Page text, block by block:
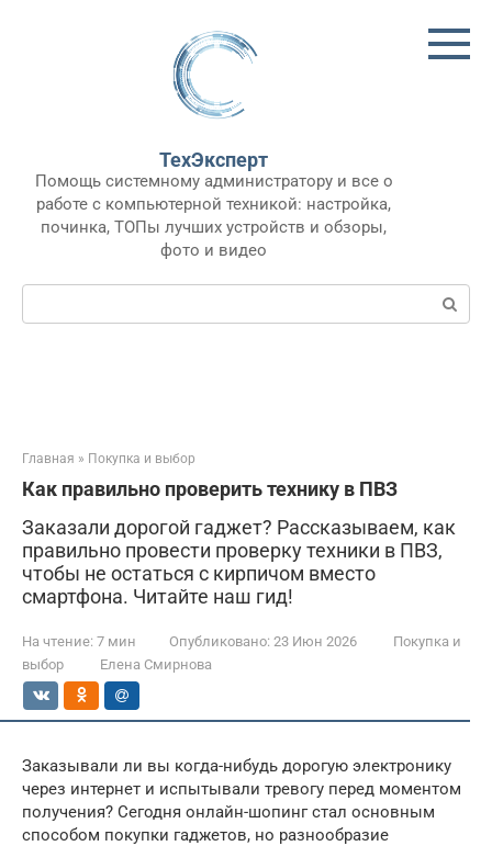
ТехЭксперт
Помощь системному администратору и все о
работе с компьютерной техникой: настройка,
починка, ТОПы лучших устройств и обзоры,
фото и видео
Поиск:
Главная » Покупка и выбор
Как правильно проверить технику в ПВЗ
Заказали дорогой гаджет? Рассказываем, как
правильно провести проверку техники в ПВЗ,
чтобы не остаться с кирпичом вместо
смартфона. Читайте наш гид!
На чтение: 7 мин Опубликовано: 23 Июн 2026
Покупка и
выбор
Елена Смирнова
Заказывали ли вы когда-нибудь дорогую электронику
через интернет и испытывали тревогу перед моментом
получения? Сегодня онлайн-шопинг стал основным
способом покупки гаджетов, но разнообразие